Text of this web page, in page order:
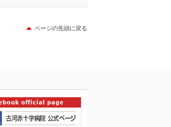
ページの先頭に戻る